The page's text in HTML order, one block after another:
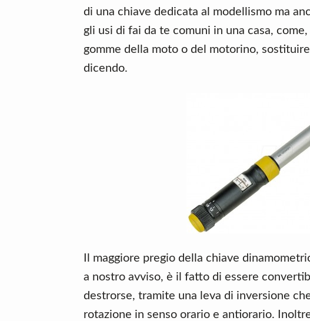
di una chiave dedicata al modellismo ma
gli usi di fai da te comuni in una casa,
gomme della moto o del motorino,
dicendo.
Il maggiore pregio della chiave
a nostro avviso, è il fatto di essere
destrorse, tramite una leva di inversione
rotazione in senso orario e antiorario.